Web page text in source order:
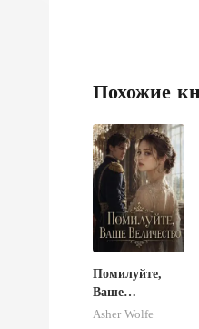
Похожие
Помилуйте,
Ваше
Величество
Asher Wolfe